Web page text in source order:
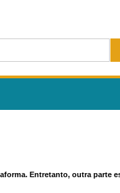
Entretanto, outra parte